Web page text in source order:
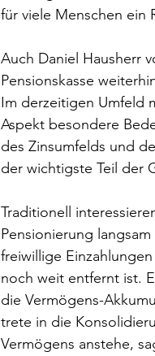
für viele Menschen ein
Auch Daniel Hausherr
Pensionskasse
Im derzeitigen Umfeld
Aspekt besondere
des Zinsumfelds und
der wichtigste Teil der
Traditionell
Pensionierung
freiwillige
noch weit entfernt ist.
die Vermögens-
trete in die
Vermögens anstehe,